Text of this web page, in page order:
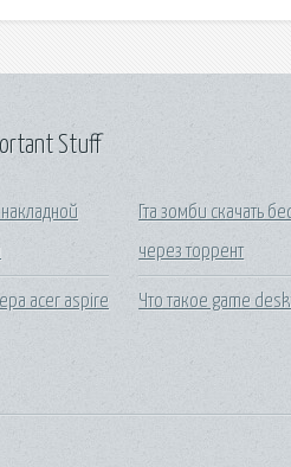
Stuff
acer aspire
Гта зомби скачать
через торрент
Что такое game